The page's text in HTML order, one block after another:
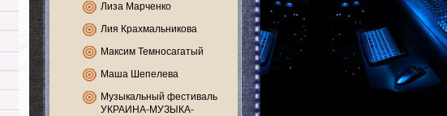
Лиза Марченко
Лия Крахмальникова
Максим Темносагатый
Маша Шепелева
Музыкальный фестиваль
УКРАИНА-МУЗЫКА-